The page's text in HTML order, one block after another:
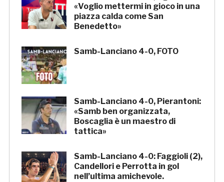
«Voglio mettermi in gioco in una
piazza calda come San
Benedetto»
Samb-Lanciano 4-0, FOTO
Samb-Lanciano 4-0, Pierantoni:
«Samb ben organizzata,
Boscaglia è un maestro di
tattica»
Samb-Lanciano 4-0: Faggioli (2),
Candellori e Perrotta in gol
nell’ultima amichevole.